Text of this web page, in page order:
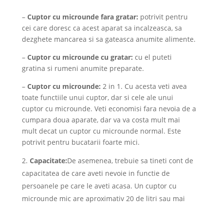
– Cuptor cu microunde fara gratar: potrivit pentru
cei care doresc ca acest aparat sa incalzeasca, sa
dezghete mancarea si sa gateasca anumite alimente.
– Cuptor cu microunde cu gratar: cu el puteti
gratina si rumeni anumite preparate.
– Cuptor cu microunde: 2 in 1. Cu acesta veti avea
toate functiile unui cuptor, dar si cele ale unui
cuptor cu microunde. Veti economisi fara nevoia de a
cumpara doua aparate, dar va va costa mult mai
mult decat un cuptor cu microunde normal. Este
potrivit pentru bucatarii foarte mici.
Capacitate:De asemenea, trebuie sa tineti cont de
capacitatea de care aveti nevoie in functie de
persoanele pe care le aveti acasa. Un cuptor cu
microunde mic are aproximativ 20 de litri sau mai